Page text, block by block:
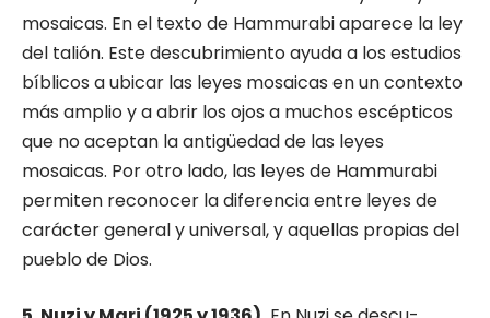
mosaicas. En el texto de Hammurabi aparece la ley
del talión. Este des­cubrimiento ayuda a los estudios
bíblicos a ubi­car las leyes mosaicas en un contexto
más am­plio y a abrir los ojos a muchos escépticos
que no aceptan la antigüedad de las leyes
mosaicas. Por otro lado, las leyes de Hammurabi
permiten reconocer la diferencia entre leyes de
carácter general y universal, y aquellas propias del
pue­blo de Dios.